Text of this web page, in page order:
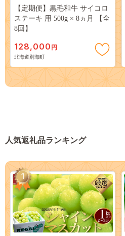
【定期便】黒毛和牛 サイコロ
ステーキ 用 500g × 8ヵ月 【全
8回】
128,000 円
北海道別海町
人気返礼品ランキング
1